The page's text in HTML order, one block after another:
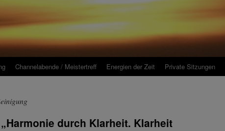
Channelabende / Meistertreff Energien der Zeit Private Sitzungen
durch Klarheit. Klarheit